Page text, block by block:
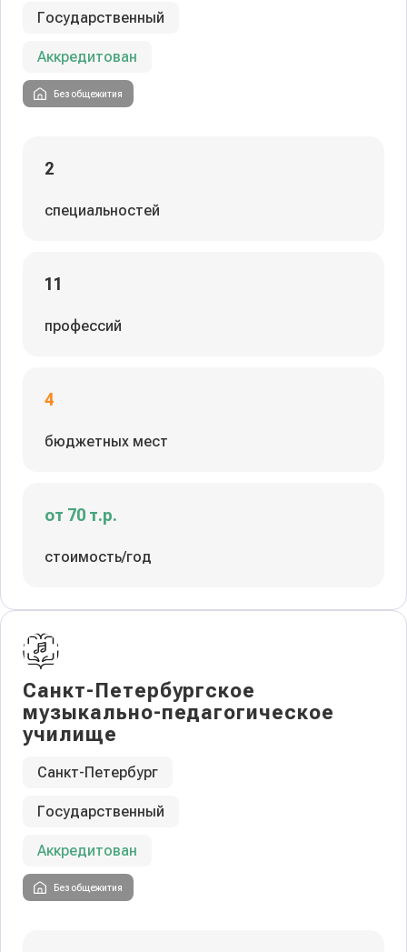
Государственный
Аккредитован
Без общежития
2
специальностей
11
профессий
4
бюджетных мест
от 70 т.р.
стоимость/год
Санкт-Петербургское
музыкально-педагогическое
училище
Санкт-Петербург
Государственный
Аккредитован
Без общежития